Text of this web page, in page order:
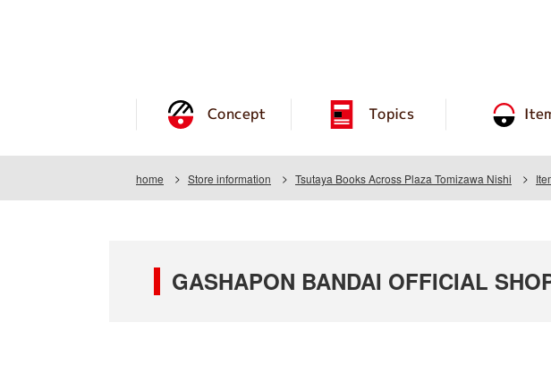
Concept Topics
home Store information Tsutaya Books Across Plaza Tomizawa Nishi
GASHAPON BANDAI OFFICIAL